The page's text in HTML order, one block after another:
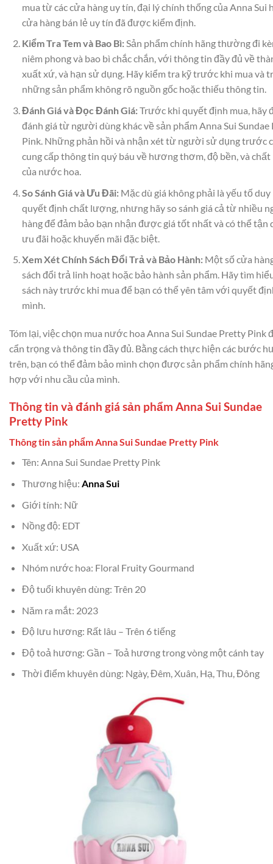
mua từ các cửa hàng uy tín, đại lý chính thống của Anna Sui
cửa hàng bán lẻ uy tín đã được kiểm định.
Kiểm Tra Tem và Bao Bì:Sản phẩm chính hãng thường đi
niêm phong và bao bì chắc chắn, với thông tin đầy đủ về
xuất xứ, và hạn sử dụng. Hãy kiểm tra kỹ trước khi mua và
những sản phẩm không rõ nguồn gốc hoặc thiếu thông tin.
Đánh Giá và Đọc Đánh Giá:Trước khi quyết định mua, hãy
đánh giá từ người dùng khác về sản phẩm Anna Sui
Pink. Những phản hồi và nhận xét từ người sử dụng trước
cung cấp thông tin quý báu về hương thơm, độ bền, và
của nước hoa.
So Sánh Giá và Ưu Đãi:Mặc dù giá không phải là yếu tố
quyết định chất lượng, nhưng hãy so sánh giá cả từ nhiều
hàng để đảm bảo bạn nhận được giá tốt nhất và có thể tận
ưu đãi hoặc khuyến mãi đặc biệt.
Xem Xét Chính Sách Đổi Trả và Bảo Hành:Một số cửa
sách đổi trả linh hoạt hoặc bảo hành sản phẩm. Hãy tìm
sách này trước khi mua để bạn có thể yên tâm với quyết
mình.
Tóm lại, việc chọn mua nước hoa Anna Sui Sundae Pretty Pink
cẩn trọng và thông tin đầy đủ. Bằng cách thực hiện các bước
trên, bạn có thể đảm bảo mình chọn được sản phẩm chính
hợp với nhu cầu của mình.
Thông tin và đánh giá sản phẩm Anna Sui Sundae
Pretty Pink
Thông tin sản phẩm Anna Sui Sundae Pretty Pink
Tên: Anna Sui Sundae Pretty Pink
Thương hiệu: Anna Sui
Giới tính: Nữ
Nồng độ: EDT
Xuất xứ: USA
Nhóm nước hoa: Floral Fruity Gourmand
Độ tuổi khuyên dùng: Trên 20
Năm ra mắt: 2023
Độ lưu hương: Rất lâu – Trên 6 tiếng
Độ toả hương: Gần – Toả hương trong vòng một cánh tay
Thời điểm khuyên dùng: Ngày, Đêm, Xuân, Hạ, Thu, Đông